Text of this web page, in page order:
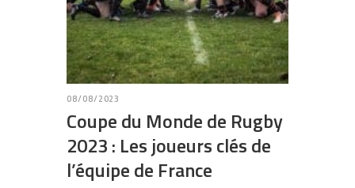
08/08/2023
Coupe du Monde de Rugby
2023 : Les joueurs clés de
l’équipe de France